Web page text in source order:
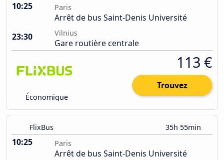
10:25 Paris
Arrêt de bus Saint-Denis Université
23:30
Vilnius
Gare routière centrale
Économique
113 €
Trouvez
FlixBus 35h 55min
10:25 Paris
Arrêt de bus Saint-Denis Université